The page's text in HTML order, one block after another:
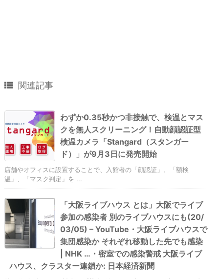
 関連記事
わずか0.35秒かつ非接触で、検温とマス
クを無人スクリーニング！自動顔認証型
検温カメラ「Stangard（スタンガー
ド）」が9月3日に発売開始
店舗やオフィスに設置することで、入館者の「顔認証」、「額検
温」、「マスク判定」を ...
「大阪ライブハウス とは」大阪でライブ
参加の感染者 別のライブハウスにも(20/
03/05) – YouTube・大阪ライブハウスで
集団感染か それぞれ移動した先でも感染
| NHK …・密室での感染警戒 大阪ライブ
ハウス、クラスター連鎖か: 日本経済新聞